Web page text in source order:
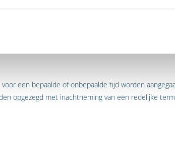
een bepaalde of onbepaalde tijd worden
opgezegd met inachtneming van een redelijke